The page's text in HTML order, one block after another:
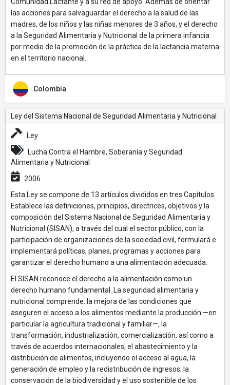
las acciones para salvaguardar el derecho a la salud de las
madres, de los niños y las niñas menores de 3 años, y el derecho
a la Seguridad Alimentaria y Nutricional de la primera infancia
por medio de la promoción de la práctica de la lactancia materna
en el territorio nacional.
Colombia
Ley del Sistema Nacional de Seguridad Alimentaria y Nutricional
Ley
Lucha Contra el Hambre, Soberanía y Seguridad
Alimentaria y Nutricional
2006
Esta Ley se compone de 13 artículos divididos en tres Capítulos.
Establece las definiciones, principios, directrices, objetivos y la
composición del Sistema Nacional de Seguridad Alimentaria y
Nutricional (SISAN), a través del cual el sector público, con la
participación de organizaciones de la sociedad civil, formulará e
implementará políticas, planes, programas y acciones para
garantizar el derecho humano a una alimentación adecuada.
El SISAN reconoce el derecho a la alimentación como un
derecho humano fundamental. La seguridad alimentaria y
nutricional comprende: la mejora de las condiciones que
aseguren el acceso a los alimentos mediante la producción —en
particular la agricultura tradicional y familiar—, la
transformación, industrialización, comercialización, así como a
través de acuerdos internacionales, el abastecimiento y la
distribución de alimentos, incluyendo el acceso al agua, la
generación de empleo y la redistribución de ingresos; la
conservación de la biodiversidad y el uso sostenible de los